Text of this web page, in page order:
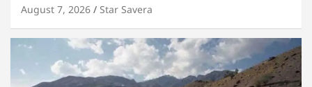
August 7, 2026 Star Savera